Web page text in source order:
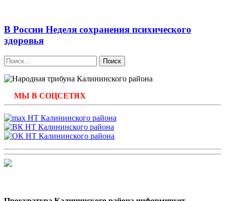
В России Неделя сохранения психического
здоровья
Найти:
МЫ В СОЦСЕТЯХ